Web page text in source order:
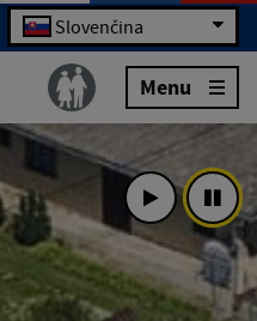
Slovenčina
Menu